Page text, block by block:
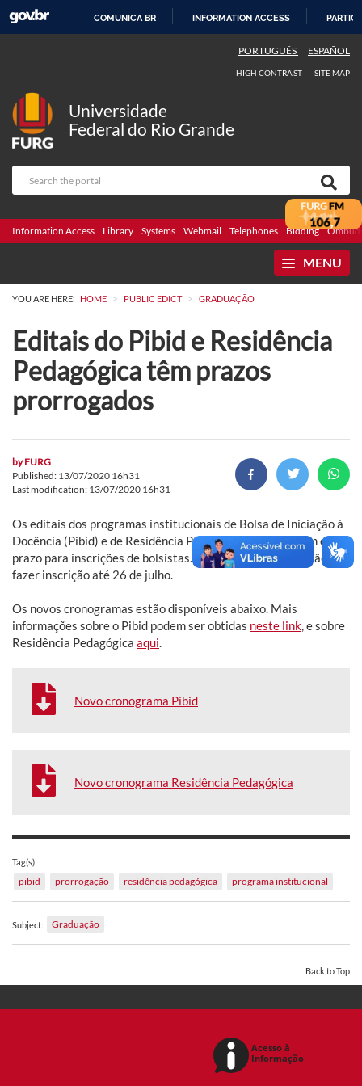
COMUNICA BR INFORMATION ACCESS
PORTUGUÊS ESPAÑOL
HIGH CONTRAST SITE MAP
Universidade
Federal do Rio Grande
Information Access Library Systems Webmail Telephones Bidding
MENU
YOU ARE HERE: HOME > PUBLIC EDICT > GRADUAÇÃO
Editais do Pibid e Residência
Pedagógica têm prazos
prorrogados
byFURG
Published: 13/07/2020 16h31
Last modification: 13/07/2020 16h31
Os editais dos programas institucionais de Bolsa de Iniciação à
Docência (Pibid) e de Residência Pedagógica prorrogaram o
prazo para inscrições de bolsistas. Os interessados poderão
fazer inscrição até 26 de julho.
Os novos cronogramas estão disponíveis abaixo. Mais
informações sobre o Pibid podem ser obtidas neste link , e sobre
Residência Pedagógica aqui
Novo cronograma Pibid
Novo cronograma Residência Pedagógica
Tag(s):
pibid prorrogação residência pedagógica programa institucional
Subject: Graduação
Back to Top